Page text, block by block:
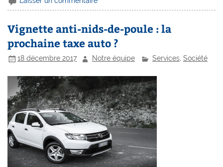
Vignette anti-nids-de-poule : la
prochaine taxe auto ?
18 décembre 2017 Notre équipe Services, Société